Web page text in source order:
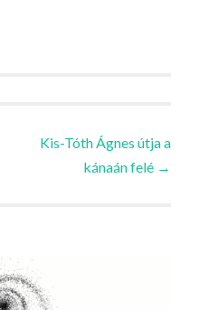
Kis-Tóth Ágnes útja a
kánaán felé →